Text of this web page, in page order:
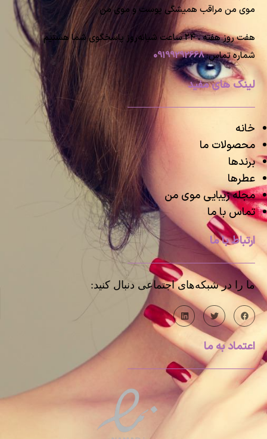
موی من مراقب همیشگی پوست و موی من
هفت روز هفته ، ۲۴ ساعت شبانه‌روز پاسخگوی شما هستیم
شماره تماس:09199292668
لینک های مفید
خانه
محصولات ما
برندها
عطرها
مجله زیبایی موی من
تماس با ما
ارتباط با ما
ما را در شبکه‌های اجتماعی دنبال کنید:
اعتماد به ما